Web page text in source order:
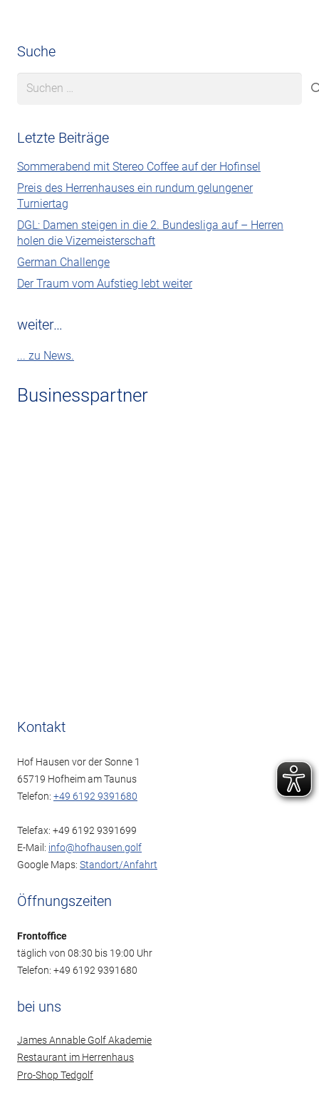
Suche
Suchen
Letzte Beiträge
Sommerabend mit Stereo Coffee auf der Hofinsel
Preis des Herrenhauses ein rundum gelungener
Turniertag
DGL: Damen steigen in die 2. Bundesliga auf – Herren
holen die Vizemeisterschaft
German Challenge
Der Traum vom Aufstieg lebt weiter
weiter…
... zu News.
Businesspartner
Kontakt
Hof Hausen vor der Sonne 1
65719 Hofheim am Taunus
Telefon: +49 6192 9391680
Telefax: +49 6192 9391699
E-Mail: info@hofhausen.golf
Google Maps: Standort/Anfahrt
Öffnungszeiten
Frontoffice
täglich von 08:30 bis 19:00 Uhr
Telefon: +49 6192 9391680
bei uns
James Annable Golf Akademie
Restaurant im Herrenhaus
Pro-Shop Tedgolf